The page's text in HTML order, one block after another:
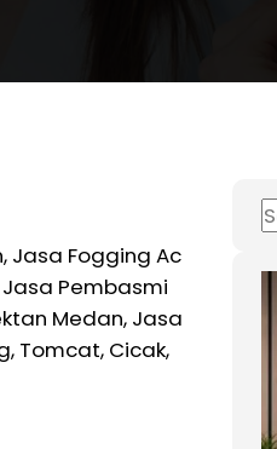
Jasa Fogging Ac
Pembasmi
Medan, Jasa
Tomcat, Cicak,